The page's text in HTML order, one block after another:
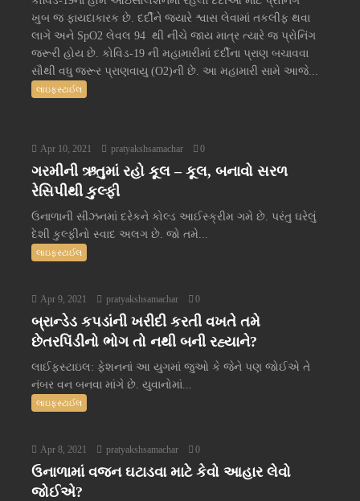
ખુબ જ ફાયદાકારક છે. દર્દીને જ્યારે શ્વાસ લેવામાં તકલીફ થવા
લાગે અને SpO2 લેવલ 94 થી નીચે જાય માત્ર ત્યારે જ પ્રોનિંગ
જરૂરી હોય છે. કોવિડ-19 ની મહામારીમાં દર્દીના પ્રાણ બચાવવા
સૌથી વધુ જરૂર પ્રાણવાયુ (O2)ની છે. આ મહામારી સામે આજે...
લાઇફસ્ટાઈલ
Apr 10, 2021 pratyakshsamachar 0
ગરમીની ઋતુમાં રહો કૂલ – કૂલ, બનાવો સરળ
રેસિપીથી કુલ્ફી
ઉનાળાની સીઝનમાં દરેકને કોલ્ડ આઈસ્ક્રીમ ગમે છે. પરંતુ ઘરેલું
દેશી કુલ્ફીનો સ્વાદ અલગ છે. જો તમે...
લાઇફસ્ટાઈલ
Apr 9, 2021 pratyakshsamachar 0
બ્રાન્ડેડ કપડાંની ખરીદી કરતી વખતે તમે
છેતરપિંડીનો ભોગ તો નથી બની રહ્યાને?
લાઈફસ્ટાઇલ: ફેશનનાં આ યુગમાં જુઓ કે જેને પણ જોઈએ તે
નંબર વન બનવા માંગે છે. યુવાનોમાં...
લાઇફસ્ટાઈલ
Apr 8, 2021 pratyakshsamachar 0
ઉનાળામાં વજન ઘટાડવા માટે કેવો આહાર લેવો
જોઈએ?